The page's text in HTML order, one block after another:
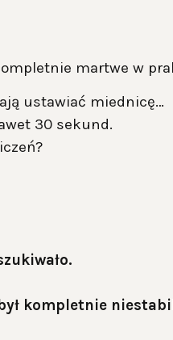
martwe w
ustawiać miednicę…
30 sekund.
kompletnie